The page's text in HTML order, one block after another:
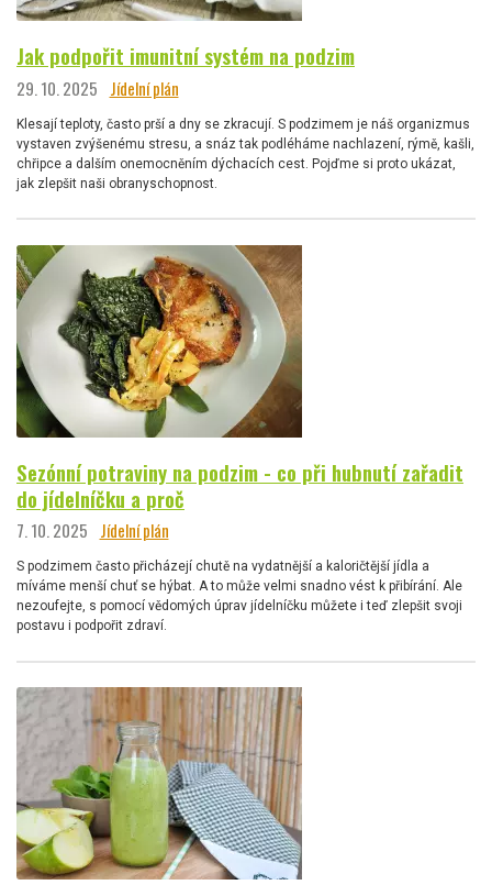
Jak podpořit imunitní systém na podzim
29. 10. 2025 Jídelní plán
Klesají teploty, často prší a dny se zkracují. S podzimem je náš organizmus
vystaven zvýšenému stresu, a snáz tak podléháme nachlazení, rýmě, kašli,
chřipce a dalším onemocněním dýchacích cest. Pojďme si proto ukázat,
jak zlepšit naši obranyschopnost.
Sezónní potraviny na podzim - co při hubnutí zařadit
do jídelníčku a proč
7. 10. 2025 Jídelní plán
S podzimem často přicházejí chutě na vydatnější a kaloričtější jídla a
míváme menší chuť se hýbat. A to může velmi snadno vést k přibírání. Ale
nezoufejte, s pomocí vědomých úprav jídelníčku můžete i teď zlepšit svoji
postavu i podpořit zdraví.